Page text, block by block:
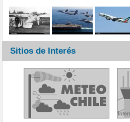
Sitios de Interés